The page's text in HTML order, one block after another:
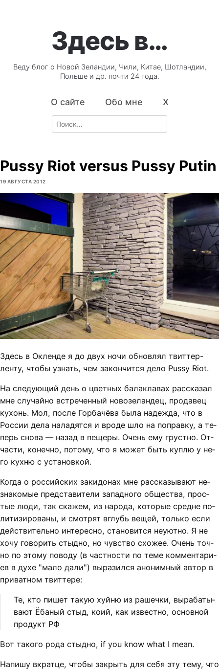
Здесь в…
Веду блог о Новой Зеландии, Чили, Китае, Шотландии,
Польше и др. почти 24 года.
О сайте Обо мне X
Search
for:
Pussy Riot versus Pussy Putin
19 АВГУСТА 2012
Здесь в Оклен­де я до двух но­чи об­нов­лял твит­тер-
лен­ту, что­бы узнать, чем за­кон­чит­ся де­ло Pussy Riot.
На сле­ду­ю­щий день о цвет­ных ба­лак­ла­вах рас­ска­зал
мне слу­чай­но встре­чен­ный но­во­зе­лан­дец, про­да­вец
ку­хонь. Мол, пос­ле Гор­ба­чёва бы­ла на­деж­да, что в
Рос­сии де­ла на­ла­дят­ся и вро­де шло на по­прав­ку, а те­
перь сно­ва — на­зад в пе­ще­ры. Очень ему груст­но. От­
час­ти, ко­неч­но, по­то­му, что я мо­жет быть куп­лю у не­
го кух­ню с ус­та­нов­кой.
Ког­да о рос­сий­ских за­ки­до­нах мне рас­ска­зы­ва­ют не­
зна­ко­мые пред­ста­ви­те­ли за­пад­но­го об­щест­ва, про­с­
тые лю­ди, так ска­жем, из на­ро­да, ко­то­рые сред­не по­
ли­ти­зи­ро­ва­ны, и смот­рят вглубь ве­щей, толь­ко если
дей­ст­ви­тель­но ин­те­рес­но, ста­но­вит­ся не­уют­но. Я не
хо­чу го­во­рить стыд­но, но чув­ст­во схо­жее. Очень точ­
но по это­му по­во­ду (в част­нос­ти по те­ме ком­мен­та­ри­
ев в ду­хе "ма­ло да­ли") вы­раз­ил­ся ано­ним­ный ав­тор в
при­ват­ном твит­те­ре:
Те, кто пи­шет та­кую хуй­ню из ра­шеч­ки, вы­ра­ба­ты­
ва­ют Ёба­ный стыд, ко­ий, как из­вест­но, ос­нов­ной
про­дукт РФ
Вот та­ко­го ро­да стыд­но, if you know what I mean.
На­пи­шу вкрат­це, что­бы за­крыть для се­бя эту те­му, что